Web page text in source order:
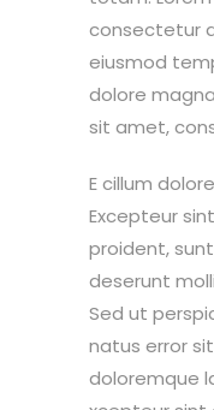
consectetur
eiusmod
dolore
sit amet,
E cillum
Excepteur
proident,
deserunt
Sed ut
natus error
doloremque